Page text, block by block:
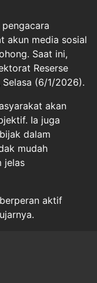
akun media sosial
Saat ini,
Reserse
(6/1/2026).
akan
Ia juga
dalam
mudah
jelas
aktif